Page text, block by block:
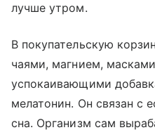
лучше утром.
В покупательскую
чаями, магнием,
успокаивающими
мелатонин. Он связан с
сна. Организм сам